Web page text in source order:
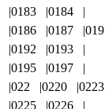
0183
0184
0186 0187
019
0192
0193
0195
0197
022 0220
0223
0225
0226